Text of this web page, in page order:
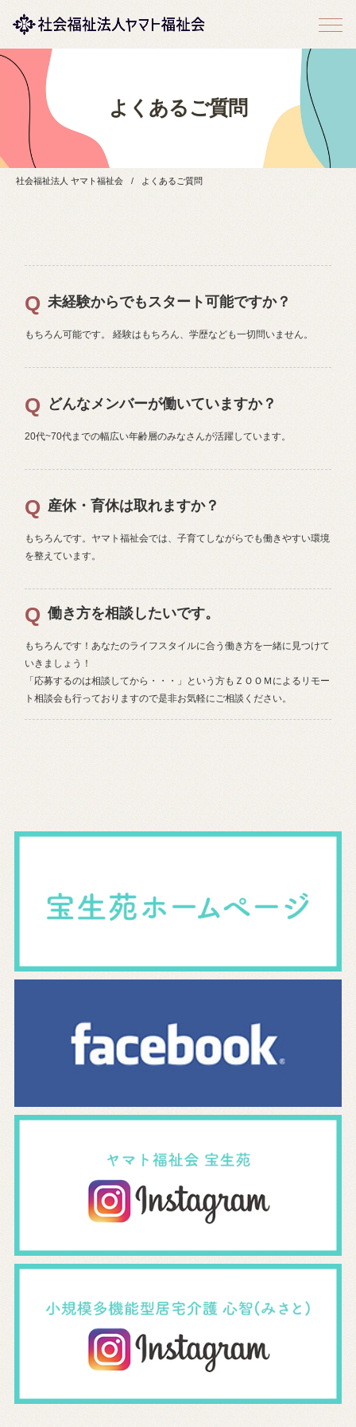
よくあるご質問
社会福祉法人 ヤマト福祉会 よくあるご質問
未経験からでもスタート可能ですか？
もちろん可能です。 経験はもちろん、学歴なども一切問いません。
どんなメンバーが働いていますか？
20代~70代までの幅広い年齢層のみなさんが活躍しています。
産休・育休は取れますか？
もちろんです。ヤマト福祉会では、子育てしながらでも働きやすい環境
を整えています。
働き方を相談したいです。
もちろんです！あなたのライフスタイルに合う働き方を一緒に見つけて
いきましょう！
「応募するのは相談してから・・・」という方もＺＯＯＭによるリモー
ト相談会も行っておりますので是非お気軽にご相談ください。